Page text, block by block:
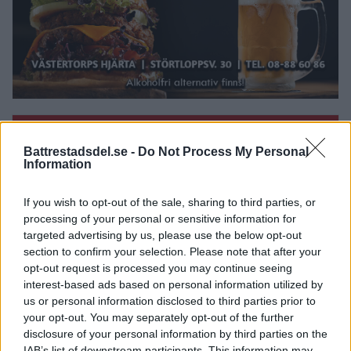
Battrestadsdel.se - Do Not Process My Personal
Information
If you wish to opt-out of the sale, sharing to third parties, or
processing of your personal or sensitive information for
targeted advertising by us, please use the below opt-out
section to confirm your selection. Please note that after your
opt-out request is processed you may continue seeing
interest-based ads based on personal information utilized by
us or personal information disclosed to third parties prior to
your opt-out. You may separately opt-out of the further
disclosure of your personal information by third parties on the
KALENDER
JUL 10 julikl.16:00
JUL
30
30 julikl.08:00 10 septemberkl.12:00
Boule för seniorer
AUG
3
3 augustikl.14:00 -14 augustikl.18:00
Sommar på Älvsjötorg 3-14 augusti 2026
AUG
3
3 augustikl.14:00-14 augustikl.18:00
Sommar på torget Älvsjö 2026